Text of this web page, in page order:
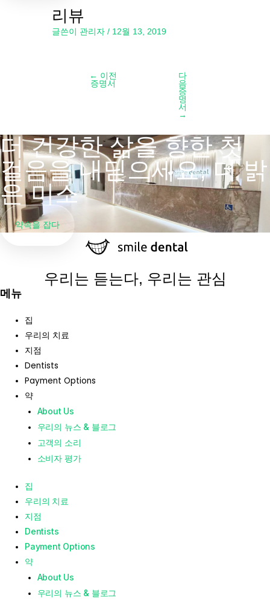
리뷰
글쓴이 관리자/ 12월 13, 2019
← 이전
증명서
다
음
증
명
서
→
더 건강한 삶을 향한 첫
걸음을 내딛으세요, 더 밝
은 미소
약속을 잡다
우리는 듣는다, 우리는 관심
메뉴
집
우리의 치료
지점
Dentists
Payment Options
약
About Us
우리의 뉴스 & 블로그
고객의 소리
소비자 평가
집
우리의 치료
지점
Dentists
Payment Options
약
About Us
우리의 뉴스 & 블로그